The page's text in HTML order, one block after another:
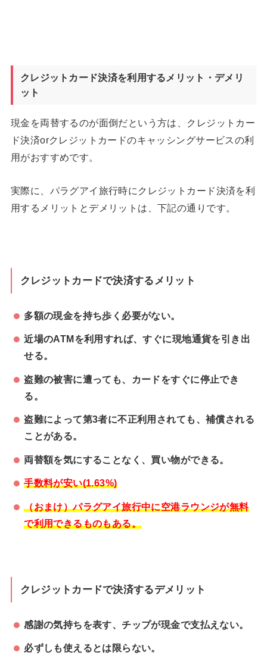
クレジットカード決済を利用するメリット・デメリ
ット
現金を両替するのが面倒だという方は、クレジットカー
ド決済orクレジットカードのキャッシングサービスの利
用がおすすめです。
実際に、パラグアイ旅行時にクレジットカード決済を利
用するメリットとデメリットは、下記の通りです。
クレジットカードで決済するメリット
多額の現金を持ち歩く必要がない。
近場のATMを利用すれば、すぐに現地通貨を引き出
せる。
盗難の被害に遭っても、カードをすぐに停止でき
る。
盗難によって第3者に不正利用されても、補償される
ことがある。
両替額を気にすることなく、買い物ができる。
手数料が安い(1.63%)
（おまけ）パラグアイ旅行中に空港ラウンジが無料
で利用できるものもある。
クレジットカードで決済するデメリット
感謝の気持ちを表す、チップが現金で支払えない。
必ずしも使えるとは限らない。